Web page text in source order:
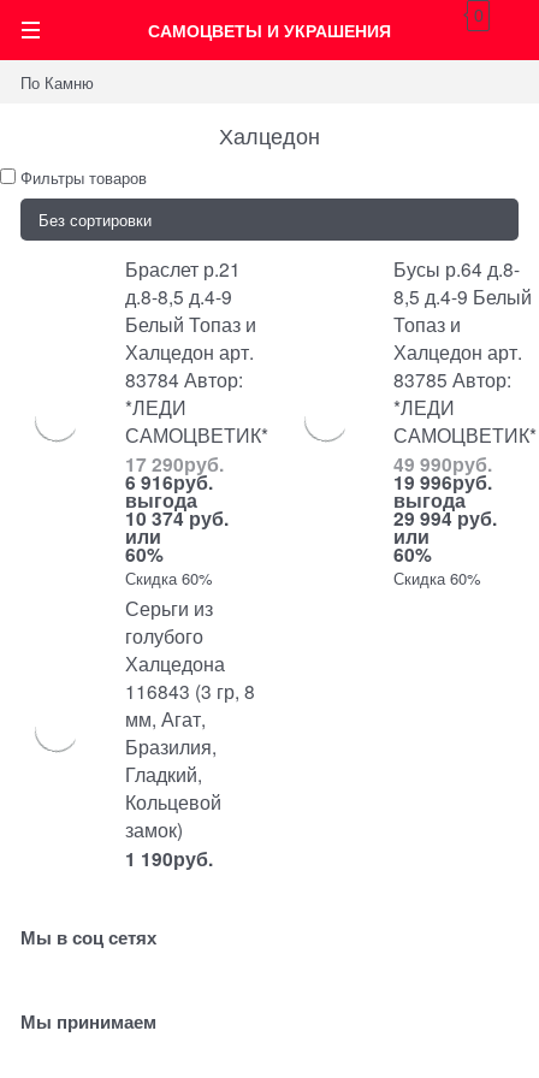
САМОЦВЕТЫ И УКРАШЕНИЯ
0
По Камню
Халцедон
Фильтры товаров
Браслет р.21
д.8-8,5 д.4-9
Белый Топаз и
Халцедон арт.
83784 Автор:
*ЛЕДИ
САМОЦВЕТИК*
17 290руб.
6 916руб.
выгода
10 374 руб.
или
60%
Скидка 60%
Бусы р.64 д.8-
8,5 д.4-9 Белый
Топаз и
Халцедон арт.
83785 Автор:
*ЛЕДИ
САМОЦВЕТИК*
49 990руб.
19 996руб.
выгода
29 994 руб.
или
60%
Скидка 60%
Серьги из
голубого
Халцедона
116843 (3 гр, 8
мм, Агат,
Бразилия,
Гладкий,
Кольцевой
замок)
1 190руб.
Мы в соц сетях
Мы принимаем